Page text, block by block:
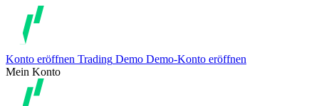
Konto eröffnen Trading Demo Demo-Konto eröffnen
Mein Konto